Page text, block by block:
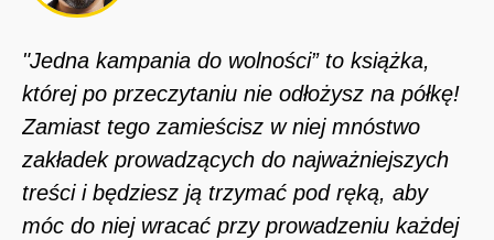
"Jedna kampania do wolności” to książka,
której po przeczytaniu nie odłożysz na półkę!
Zamiast tego zamieścisz w niej mnóstwo
zakładek prowadzących do najważniejszych
treści i będziesz ją trzymać pod ręką, aby
móc do niej wracać przy prowadzeniu każdej